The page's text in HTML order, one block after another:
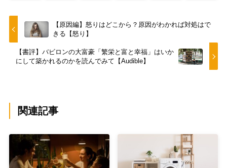
【原因編】怒りはどこから？原因がわかれば対処はで
きる【怒り】
【書評】バビロンの大富豪「繁栄と富と幸福」はいか
にして築かれるのかを読んでみて【Audible】
関連記事